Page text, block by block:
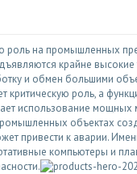
на промышленных
крайне
и обмен большими
критическую роль, а
использование мощных
объектах
привести к аварии.
компьютеры и